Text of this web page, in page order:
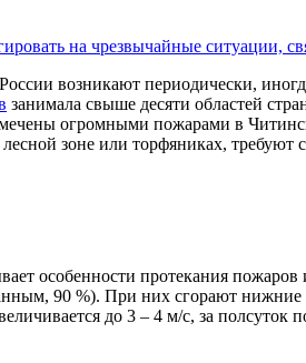
возникают периодически,
занимала свыше десяти областей
огромными пожарами в
зоне или торфяниках, требуют
особенности протекания
90 %). При них сгорают нижние
до 3 – 4 м/с, за полсуток